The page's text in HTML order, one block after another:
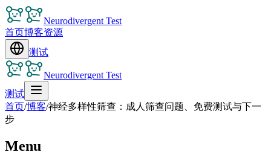
Neurodivergent Test
首页博客资源
测试
Neurodivergent Test
测试
首页/博客/神经多样性筛查：成人筛查问题、免费测试与下一
步
Menu